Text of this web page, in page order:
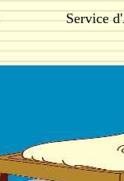
Service